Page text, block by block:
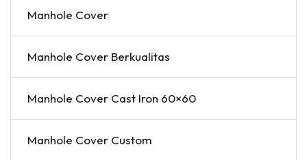
Manhole Cover
Manhole Cover Berkualitas
Manhole Cover Cast Iron 60×60
Manhole Cover Custom